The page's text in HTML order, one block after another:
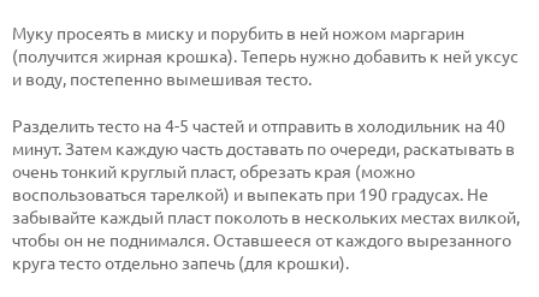
Муку просеять в миску и порубить в ней ножом маргарин
(получится жирная крошка). Теперь нужно добавить к ней уксус
и воду, постепенно вымешивая тесто.
Разделить тесто на 4-5 частей и отправить в холодильник на 40
минут. Затем каждую часть доставать по очереди, раскатывать в
очень тонкий круглый пласт, обрезать края (можно
воспользоваться тарелкой) и выпекать при 190 градусах. Не
забывайте каждый пласт поколоть в нескольких местах вилкой,
чтобы он не поднимался. Оставшееся от каждого вырезанного
круга тесто отдельно запечь (для крошки).